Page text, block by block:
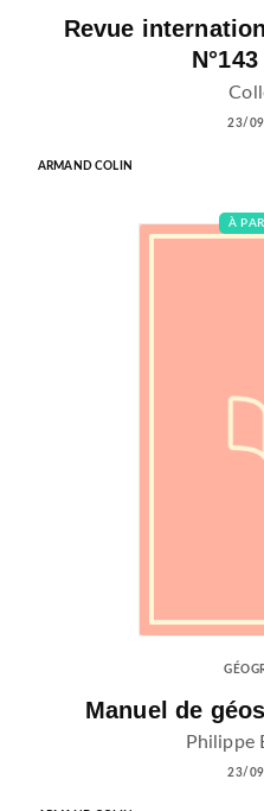
Revue
23/
ARMAND COLIN
À
Manuel de
Philippe
23/